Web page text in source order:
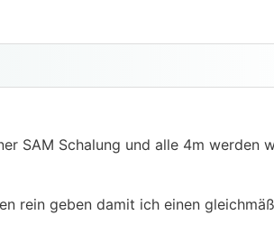
SAM Schalung und alle 4m werden
rein geben damit ich einen